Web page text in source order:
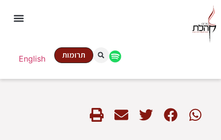
English תרומות